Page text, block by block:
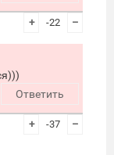
+ -22 –
Ответить
+ -37 –